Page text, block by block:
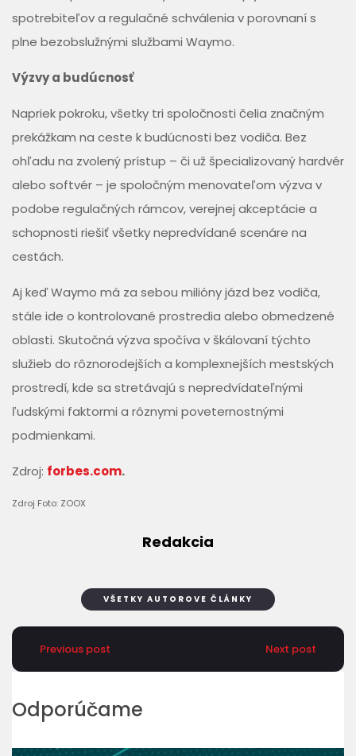
spotrebiteľov a regulačné schválenia v porovnaní s
plne bezobslužnými službami Waymo.
Výzvy a budúcnosť
Napriek pokroku, všetky tri spoločnosti čelia značným
prekážkam na ceste k budúcnosti bez vodiča. Bez
ohľadu na zvolený prístup – či už špecializovaný hardvér
alebo softvér – je spoločným menovateľom výzva v
podobe regulačných rámcov, verejnej akceptácie a
schopnosti riešiť všetky nepredvídané scenáre na
cestách.
Aj keď Waymo má za sebou milióny jázd bez vodiča,
stále ide o kontrolované prostredia alebo obmedzené
oblasti. Skutočná výzva spočíva v škálovaní týchto
služieb do rôznorodejších a komplexnejších mestských
prostredí, kde sa stretávajú s nepredvídateľnými
ľudskými faktormi a rôznymi poveternostnými
podmienkami.
Zdroj: forbes.com.
Zdroj Foto: ZOOX
Redakcia
VŠETKY AUTOROVE ČLÁNKY
Previous post Next post
Odporúčame